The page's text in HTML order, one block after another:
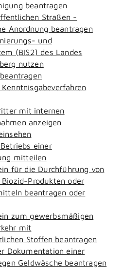
beantragen
Straßen -
Anordnung beantragen
und
(BIS2) des Landes
nutzen
mit internen
anzeigen
einer
mitteilen
für die Durchführung von
Produkten oder
beantragen oder
zum gewerbsmäßigen
mit
Stoffen beantragen
Dokumentation einer
Geldwäsche beantragen